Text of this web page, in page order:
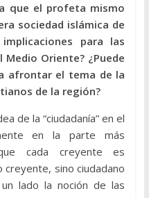
que el profeta mismo
sociedad islámica de
para las
Oriente? ¿Puede
afrontar el tema de la
de la región?
de la “ciudadanía” en el
en la parte más
cada creyente es
creyente, sino ciudadano
lado la noción de las